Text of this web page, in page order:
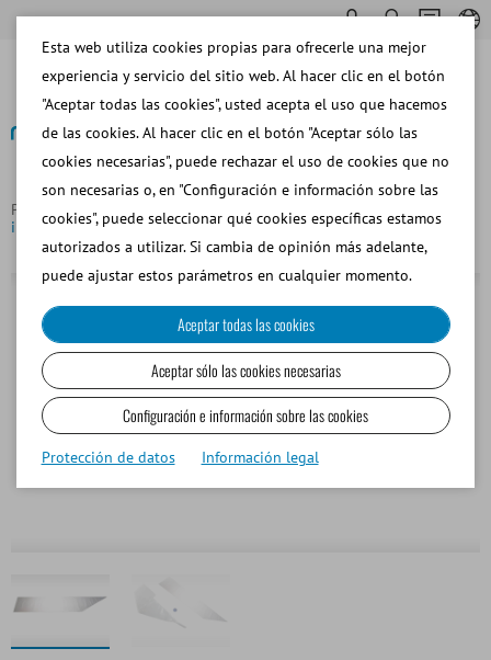
Página principal Bovino Colección de Semen
Manga
interior desechable para vagina artificial, forma cónica, cerrada
Esta web utiliza cookies propias para ofrecerle una mejor
experiencia y servicio del sitio web. Al hacer clic en el botón
"Aceptar todas las cookies", usted acepta el uso que hacemos
de las cookies. Al hacer clic en el botón "Aceptar sólo las
cookies necesarias", puede rechazar el uso de cookies que no
son necesarias o, en "Configuración e información sobre las
cookies", puede seleccionar qué cookies específicas estamos
autorizados a utilizar. Si cambia de opinión más adelante,
puede ajustar estos parámetros en cualquier momento.
Aceptar todas las cookies
Aceptar sólo las cookies necesarias
Configuración e información sobre las cookies
Protección de datos Información legal